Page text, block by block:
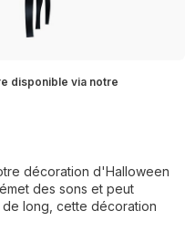
disponible via notre
décoration d'Halloween
des sons et peut
long, cette décoration